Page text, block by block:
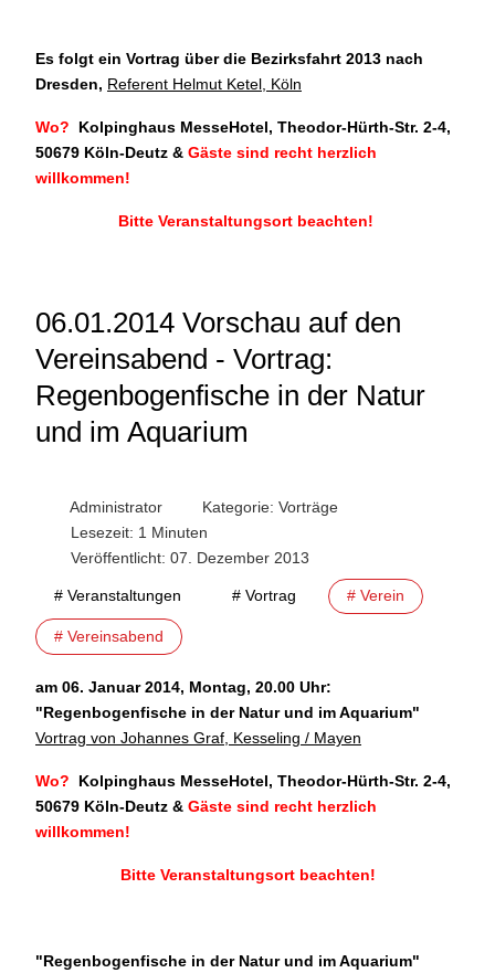
Es folgt ein Vortrag über die Bezirksfahrt 2013 nach
Dresden, Referent Helmut Ketel, Köln
Wo?
Kolpinghaus MesseHotel, Theodor-Hürth-Str. 2-4,
50679 Köln-Deutz & Gäste sind recht herzlich
willkommen!
Bitte Veranstaltungsort beachten!
06.01.2014 Vorschau auf den
Vereinsabend - Vortrag:
Regenbogenfische in der Natur
und im Aquarium
Administrator Kategorie: Vorträge
Lesezeit: 1 Minuten
Veröffentlicht: 07. Dezember 2013
# Veranstaltungen # Vortrag # Verein
# Vereinsabend
am 06. Januar 2014, Montag, 20.00 Uhr:
"Regenbogenfische in der Natur und im Aquarium"
Vortrag von Johannes Graf, Kesseling / Mayen
Wo?
Kolpinghaus MesseHotel, Theodor-Hürth-Str. 2-4,
50679 Köln-Deutz & Gäste sind recht herzlich
willkommen!
Bitte Veranstaltungsort beachten!
"Regenbogenfische in der Natur und im Aquarium"